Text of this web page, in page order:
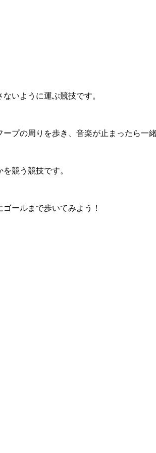
いように運ぶ競技です。
プの周りを歩き、音楽が止まったら一
競う競技です。
ールまで歩いてみよう！